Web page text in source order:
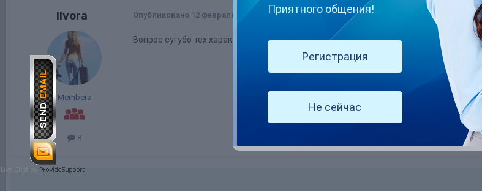
Ilvora
Members
8
Опубликовано 12 февраля, 2020
Вопрос сугубо тех.характера, так что поможет только чатур)
Приятного общения!
Регистрация
Не сейчас